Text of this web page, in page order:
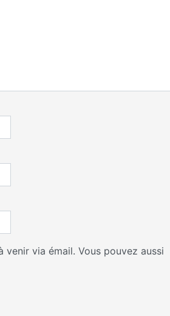
via émail. Vous pouvez aussi